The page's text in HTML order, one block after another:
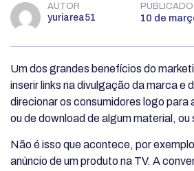
AUTOR
yuriarea51
PUBLICADO
10 de
Um dos grandes benefícios do
inserir links na divulgação da marca e
direcionar os consumidores logo para
ou de download de algum material, ou
Não é isso que acontece, por
anúncio de um produto na TV. A